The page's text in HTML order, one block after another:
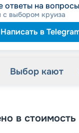
ответы на вопросы
выбором круиза
Написать в
Выбор кают
в стоимость